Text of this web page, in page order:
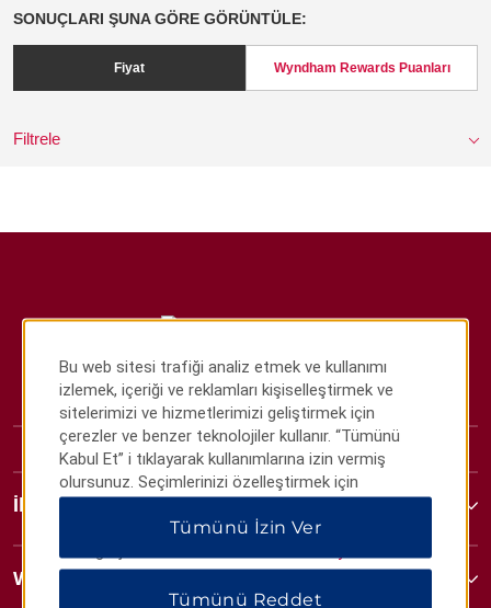
SONUÇLARI ŞUNA GÖRE GÖRÜNTÜLE:
Fiyat Wyndham Rewards Puanları
Filtrele
İletişim
Wyndham İşletmeleri
Bu web sitesi trafiği analiz etmek ve kullanımı
izlemek, içeriği ve reklamları kişiselleştirmek ve
sitelerimizi ve hizmetlerimizi geliştirmek için
çerezler ve benzer teknolojiler kullanır. “Tümünü
Kabul Et” i tıklayarak kullanımlarına izin vermiş
olursunuz. Seçimlerinizi özelleştirmek için
“Tercihleri Yönet” veya yalnızca gerekli çerezlere
izin vermek için “Tümünü Reddet” i tıklayabilirsiniz.
Tümünü İzin Ver
Tümünü Reddet